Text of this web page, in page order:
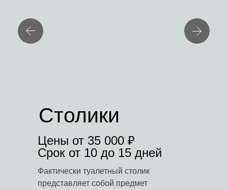
Фактически туалетный столик
представляет собой предмет
Столики
Цены от 35 000 ₽
Срок от 10 до 15 дней